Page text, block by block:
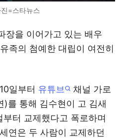
=스타뉴스
장을 이어가고 있는 배우
유족의 첨예한 대립이 여전히
일부터 유튜브
채널 가로
)를 통해 김수현이 고 김새
터 교제했다고 폭로하며
연은 두 사람이 교제하던